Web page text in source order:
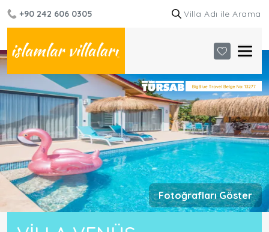
+90 242 606 0305
Fotoğrafları Göster